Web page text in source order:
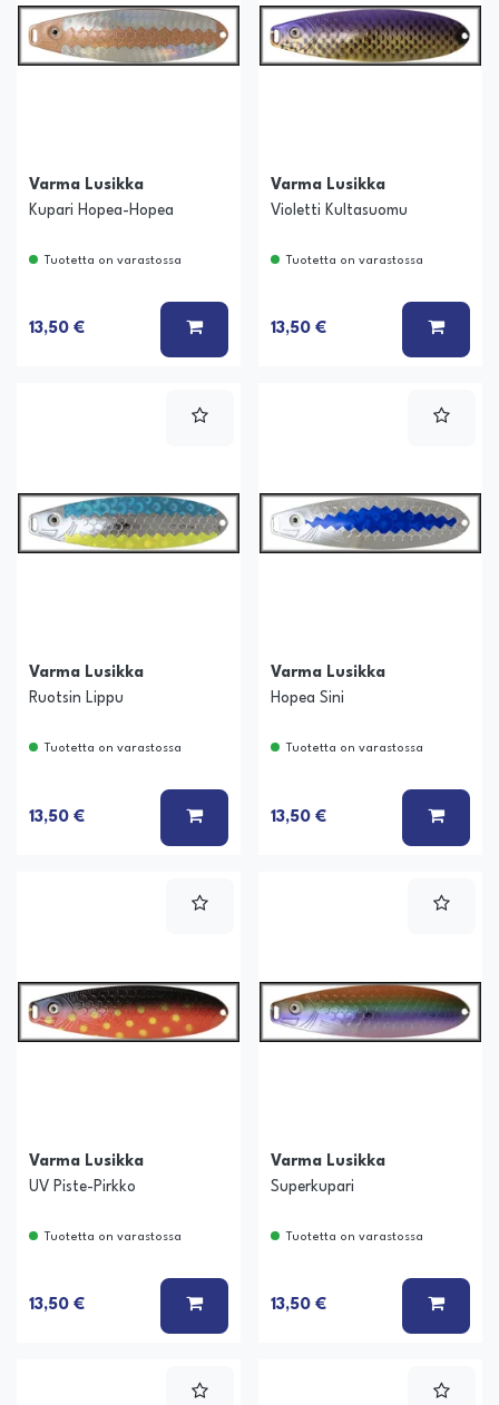
Varma Lusikka
Kupari Hopea-Hopea
Tuotetta on varastossa
13,50 € LISÄÄ KORIIN
Varma Lusikka
Violetti Kultasuomu
Tuotetta on varastossa
13,50 € LISÄÄ
Varma Lusikka
Ruotsin Lippu
Tuotetta on varastossa
13,50 € LISÄÄ KORIIN
Varma Lusikka
Hopea Sini
Tuotetta on varastossa
13,50 € LISÄÄ
Varma Lusikka
UV Piste-Pirkko
Tuotetta on varastossa
13,50 € LISÄÄ KORIIN
Varma Lusikka
Superkupari
Tuotetta on varastossa
13,50 € LISÄÄ